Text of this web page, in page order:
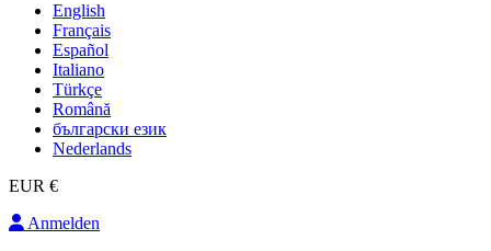
English
Français
Español
Italiano
Türkçe
Română
български език
Nederlands
EUR €
Anmelden